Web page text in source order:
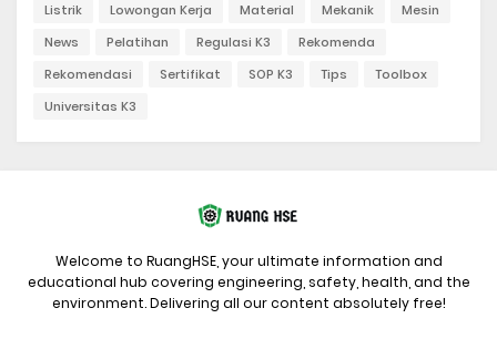
Listrik
Lowongan Kerja Material Mekanik
Mesin
News
Pelatihan Regulasi K3
Rekomenda
Rekomendasi
Sertifikat SOP K3 Tips
Toolbox
Universitas K3
Welcome to RuangHSE, your ultimate information and
educational hub covering engineering, safety, health, and the
environment. Delivering all our content absolutely free!